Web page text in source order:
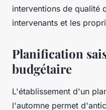
interventions de qualité
intervenants et les
Planification
budgétaire
L'établissement d'un
l'automne permet